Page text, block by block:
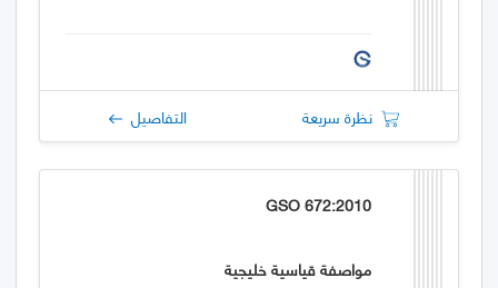
نظرة سريعة التفاصيل
GSO 672:2010
مواصفة قياسية خليجية